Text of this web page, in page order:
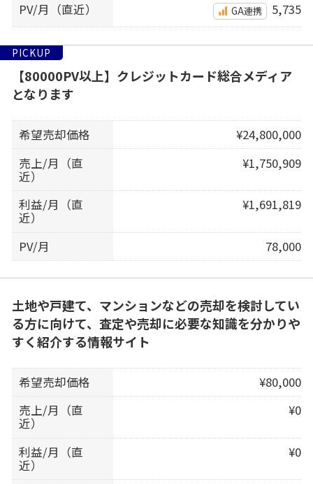
PV/月（直近） GA連携 5,735
PICKUP
【80000PV以上】クレジットカード総合メディア
となります
希望売却価格
¥24,800,000
売上/月（直
近）
¥1,750,909
利益/月（直
近）
¥1,691,819
PV/月 78,000
土地や戸建て、マンションなどの売却を検討してい
る方に向けて、査定や売却に必要な知識を分かりや
すく紹介する情報サイト
希望売却価格
¥80,000
売上/月（直
近）
¥0
利益/月（直
近）
¥0